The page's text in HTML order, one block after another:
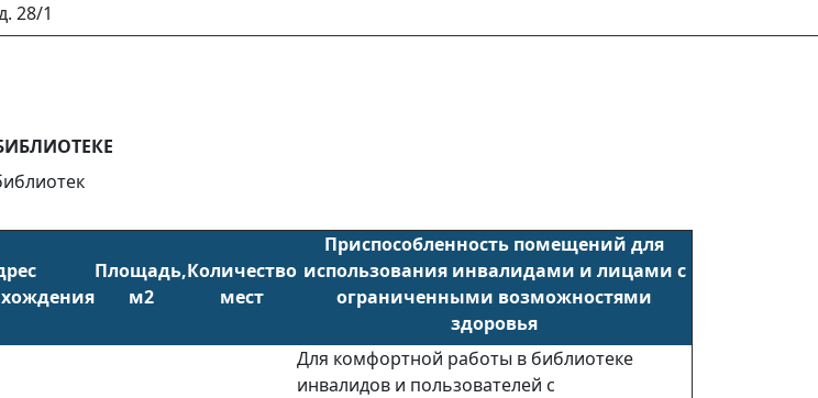
28/1
Площадь,
м2
Количество
мест
Приспособленность помещений для
использования инвалидами и лицами с
ограниченными возможностями
здоровья
Для комфортной работы в библиотеке
инвалидов и пользователей с